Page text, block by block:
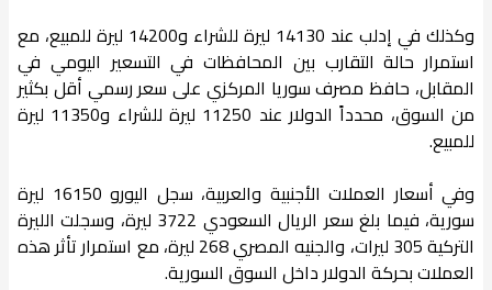
وكذلك في إدلب عند 14130 ليرة للشراء و14200 ليرة للمبيع، مع
استمرار حالة التقارب بين المحافظات في التسعير اليومي في
المقابل، حافظ مصرف سوريا المركزي على سعر رسمي أقل بكثير
من السوق، محدداً الدولار عند 11250 ليرة للشراء و11350 ليرة
للمبيع.
وفي أسعار العملات الأجنبية والعربية، سجل اليورو 16150 ليرة
سورية، فيما بلغ سعر الريال السعودي 3722 ليرة، وسجلت الليرة
التركية 305 ليرات، والجنيه المصري 268 ليرة، مع استمرار تأثر هذه
العملات بحركة الدولار داخل السوق السورية.